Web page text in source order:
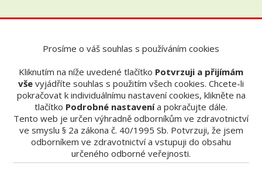
Prosíme o váš souhlas s používáním cookies
Kliknutím na níže uvedené tlačítko Potvrzuji a přijímám
vše vyjádříte souhlas s použitím všech cookies. Chcete-li
pokračovat k individuálnímu nastavení cookies, klikněte na
tlačítko Podrobné nastavenía pokračujte dále.
Tento web je určen výhradně odborníkům ve zdravotnictví
ve smyslu § 2a zákona č. 40/1995 Sb. Potvrzuji, že jsem
odborníkem ve zdravotnictví a vstupuji do obsahu
určeného odborné veřejnosti.